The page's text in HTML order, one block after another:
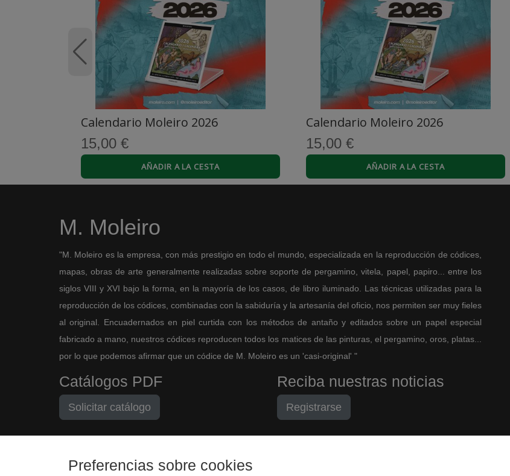
Calendario de mesa formato CD (12 páginas 14x12 cm)
Comprar 15,00 €
Calendario Moleiro 2026
15,00 €
AÑADIR A LA CESTA
Calendario Moleiro 2026
15,00 €
AÑADIR A LA CESTA
M. Moleiro
"M. Moleiro es la empresa, con más prestigio en todo el mundo, especializada en la reproducción de códices,
mapas, obras de arte generalmente realizadas sobre soporte de pergamino, vitela, papel, papiro... entre los
siglos VIII y XVI bajo la forma, en la mayoría de los casos, de libro iluminado. Las técnicas utilizadas para la
reproducción de los códices, combinadas con la sabiduría y la artesanía del oficio, nos permiten ser muy fieles
al original. Encuadernados en piel curtida con los métodos de antaño y editados sobre un papel especial
fabricado a mano, nuestros códices reproducen todos los matices de las pinturas, el pergamino, oros, platas...
por lo que podemos afirmar que un códice de M. Moleiro es un 'casi-original' "
Catálogos PDF
Solicitar catálogo
Reciba nuestras noticias
Registrarse
Preferencias sobre cookies